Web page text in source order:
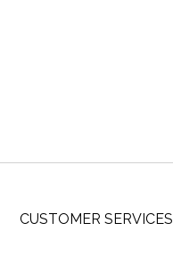
CUSTOMER SERVICES